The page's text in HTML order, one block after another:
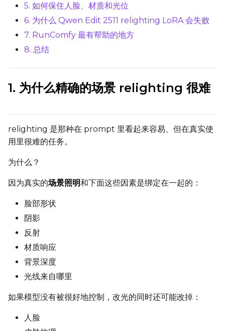
Steps
AdamW8Bit
Learning Rate
5. 如何保住人脸、材质和光位
6. 为什么 Qwen Edit 2511 relighting LoRA 会失败
7. RunComfy 最有帮助的地方
8. 总结
1. 为什么精确的场景 relighting 很难
relighting 是那种在 prompt 里看起来容易、但在真实使
用里很难的任务。
为什么？
因为真实的场景照明和下面这些因素是绑定在一起的：
脸部形状
阴影
反射
材质响应
背景深度
光线来自哪里
如果模型没有被很好地控制，改光的同时还可能改掉：
人脸